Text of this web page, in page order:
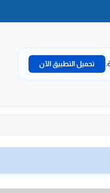
تحميل التطبيق الآن